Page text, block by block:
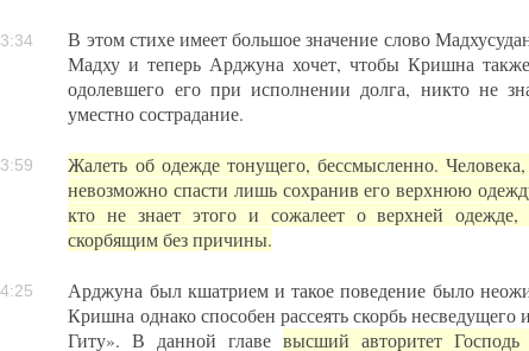
В этом стихе имеет большое значение слово
Мадху и теперь Арджуна хочет, чтобы Кришна
одолевшего его при исполнении долга, никто не
уместно сострадание.
Жалеть об одежде тонущего, бессмысленно.
невозможно спасти лишь сохранив его верхнюю
кто не знает этого и сожалеет о верхней
скорбящим без причины.
Арджуна был кшатрием и такое поведение было
Кришна однако способен рассеять скорбь несведущего
Гиту». В данной главевысший авторитет